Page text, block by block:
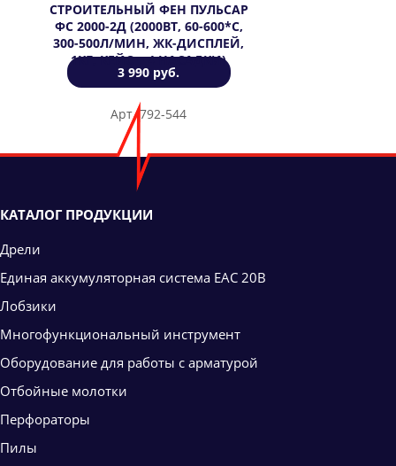
СТРОИТЕЛЬНЫЙ ФЕН ПУЛЬСАР
ФС 2000-2Д (2000ВТ, 60-600*C,
300-500Л/МИН, ЖК-ДИСПЛЕЙ,
1КГ, КЕЙС + 4 НАСАДКИ)
3 990 руб.
Арт. 792-544
КАТАЛОГ ПРОДУКЦИИ
Дрели
Единая аккумуляторная система ЕАС 20В
Лобзики
Многофункциональный инструмент
Оборудование для работы с арматурой
Отбойные молотки
Перфораторы
Пилы